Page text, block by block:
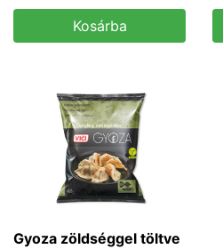
Kosárba
Gyoza zöldséggel töltve